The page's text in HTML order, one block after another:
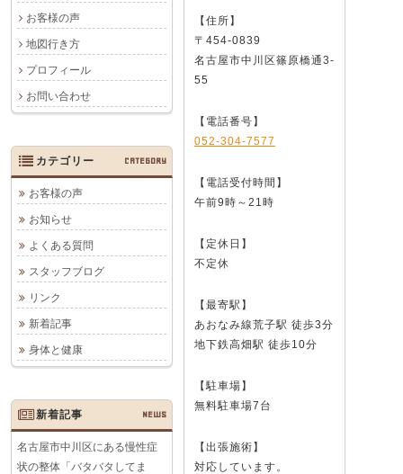
お客様の声
地図行き方
プロフィール
お問い合わせ
【住所】
〒454-0839
名古屋市中川区篠原橋通3-
55
【電話番号】
052-304-7577
【電話受付時間】
午前9時～21時
【定休日】
不定休
【最寄駅】
あおなみ線荒子駅 徒歩3分
地下鉄高畑駅 徒歩10分
【駐車場】
無料駐車場7台
【出張施術】
対応しています。
カテゴリー CATEGORY
お客様の声
お知らせ
よくある質問
スタッフブログ
リンク
新着記事
身体と健康
新着記事 NEWS
名古屋市中川区にある慢性症
状の整体「バタバタしてま